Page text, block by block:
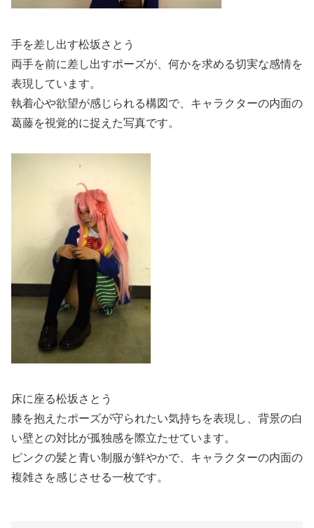
手を差し出す松坂さとう
両手を前に差し出すポーズが、何かを求める切実な感情を
表現しています。
執着心や欲望が感じられる構図で、キャラクターの内面の
葛藤を視覚的に捉えた写真です。
床に座る松坂さとう
膝を抱えたポーズが守られたい気持ちを表現し、背景の白
い壁との対比が孤独感を際立たせています。
ピンクの髪と青い制服が鮮やかで、キャラクターの内面の
複雑さを感じさせる一枚です。